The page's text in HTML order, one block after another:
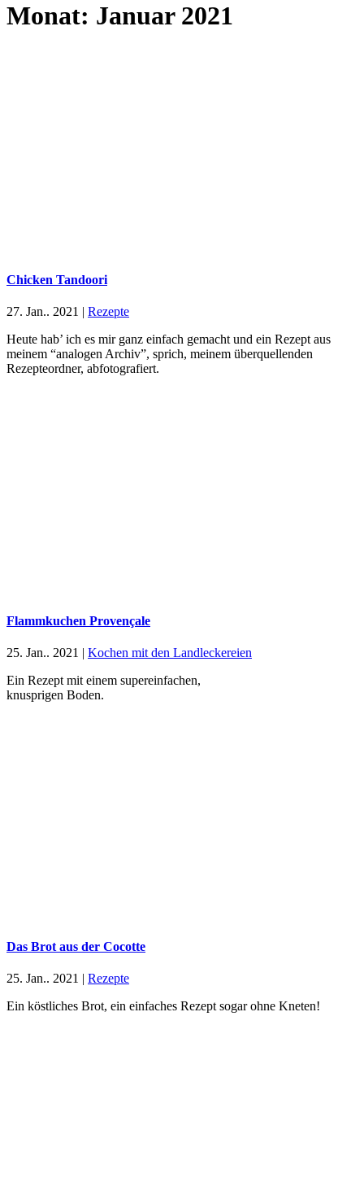
Monat: Januar 2021
Chicken Tandoori
27. Jan.. 2021 | Rezepte
Heute hab’ ich es mir ganz einfach gemacht und ein Rezept aus
meinem “analogen Archiv”, sprich, meinem überquellenden
Rezepteordner, abfotografiert.
Flammkuchen Provençale
25. Jan.. 2021 | Kochen mit den Landleckereien
Ein Rezept mit einem supereinfachen,
knusprigen Boden.
Das Brot aus der Cocotte
25. Jan.. 2021
Rezepte
Ein köstliches Brot, ein einfaches Rezept sogar ohne Kneten!